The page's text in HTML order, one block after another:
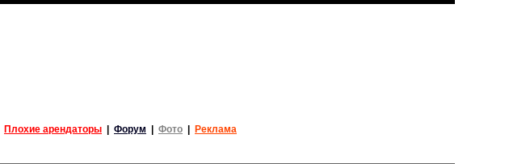
Плохие арендаторы Форум Фото Реклама